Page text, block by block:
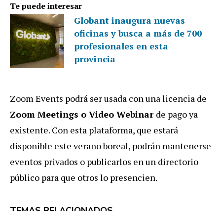
Te puede interesar
Globant inaugura nuevas
oficinas y busca a más de 700
profesionales en esta
provincia
Zoom Events podrá ser usada con una licencia de
Zoom Meetings o Video Webinar de pago ya
existente. Con esta plataforma, que estará
disponible este verano boreal, podrán mantenerse
eventos privados o publicarlos en un directorio
público para que otros lo presencien.